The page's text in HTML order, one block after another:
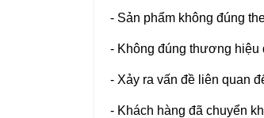
- Sản phẩm không đúng
- Không đúng thương hiệu
- Xảy ra vấn đề liên quan
- Khách hàng đã chuyển